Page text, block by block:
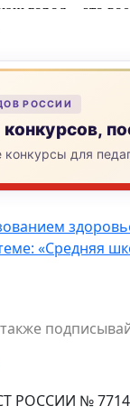
РОССИИ
конкурсы для
«Средняя
РОССИИ №